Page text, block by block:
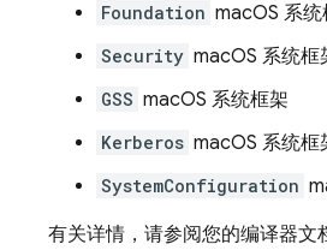
Foundation macOS 系统
Security macOS 系统框
GSS macOS 系统框架
Kerberos macOS 系统框
SystemConfiguration
有关详情，请参阅您的编译器文